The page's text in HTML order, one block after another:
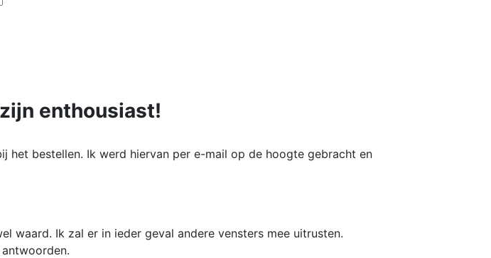
enthousiast!
het bestellen. Ik werd hiervan per e-mail op de hoogte gebracht en
waard. Ik zal er in ieder geval andere vensters mee uitrusten.